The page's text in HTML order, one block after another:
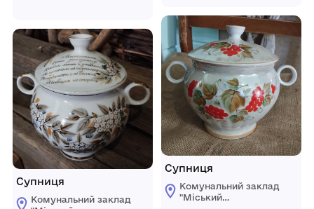
міської ради"
Супниця
Комунальний заклад
міської ради"
Супниця
Комунальний заклад
"Міський